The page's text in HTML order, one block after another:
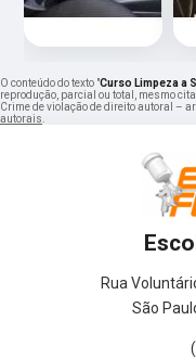
O conteúdo do texto "Curso Limpeza a
reprodução, parcial ou total, mesmo
Crime de violação de direito autoral –
autorais
Rua
São